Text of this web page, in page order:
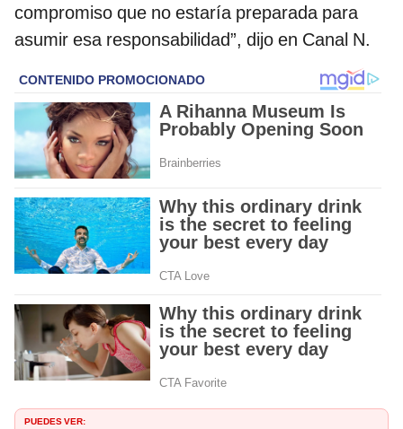
compromiso que no estaría preparada para
asumir esa responsabilidad”, dijo en Canal N.
PUEDES VER: